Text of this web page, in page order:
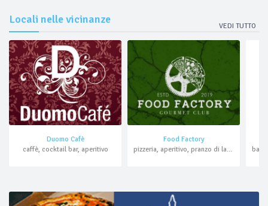
Locali nelle vicinanze
VEDI TUTTO
Duomo Cafè
caffè, cocktail bar, aperitivo
Food Factory
pizzeria, aperitivo, pranzo di lavoro, asporto, domicilio